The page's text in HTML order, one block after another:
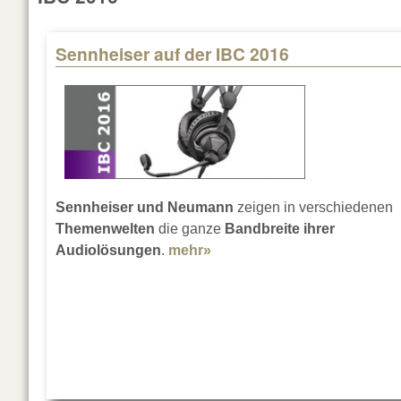
Sennheiser auf der IBC 2016
Sennheiser und Neumann zeigen in verschiedenen
Themenwelten die ganze Bandbreite ihrer
Audiolösungen. mehr»